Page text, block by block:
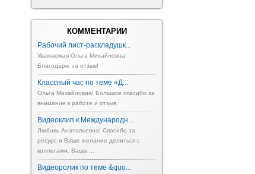
КОММЕНТАРИИ
Рабочий лист-раскладушк...
Уважаемая Ольга Михайловна!
Благодарю за отзыв!
Классный час по теме «Д...
Ольга Михайловна! Большое спасибо за
внимание к работе и отзыв.
Видеоклип к Международн...
Любовь Анатольевна! Спасибо за
ресурс и Ваше желание делиться с
коллегами. Ваша ...
Видеоролик по теме &quo...